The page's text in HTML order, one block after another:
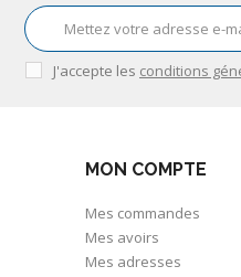
J'accepte les conditions
MON COMPTE
Mes commandes
Mes avoirs
Mes adresses